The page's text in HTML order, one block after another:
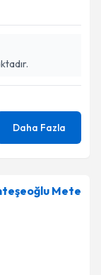
Daha Fazla
Mete